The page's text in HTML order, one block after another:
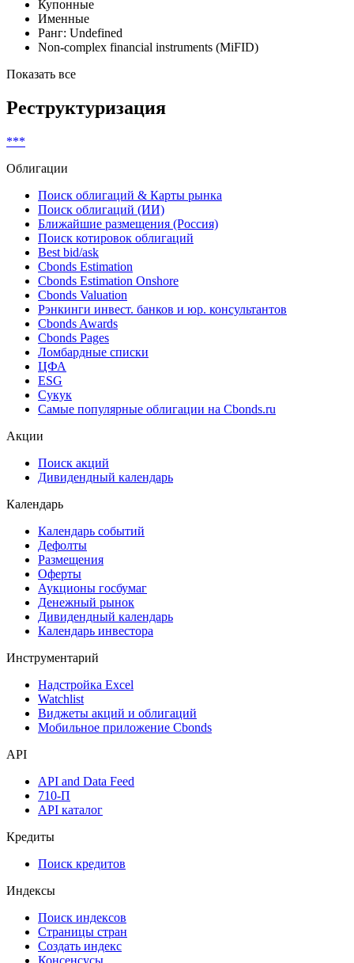
Купонные
Именные
Ранг: Undefined
Non-complex financial instruments (MiFID)
Показать все
Реструктуризация
***
Облигации
Поиск облигаций & Карты рынка
Поиск облигаций (ИИ)
Ближайшие размещения (Россия)
Поиск котировок облигаций
Best bid/ask
Cbonds Estimation
Cbonds Estimation Onshore
Cbonds Valuation
Рэнкинги инвест. банков и юр. консультантов
Cbonds Awards
Cbonds Pages
Ломбардные списки
ЦФА
ESG
Сукук
Самые популярные облигации на Cbonds.ru
Акции
Поиск акций
Дивидендный календарь
Календарь
Календарь событий
Дефолты
Размещения
Оферты
Аукционы госбумаг
Денежный рынок
Дивидендный календарь
Календарь инвестора
Инструментарий
Надстройка Excel
Watchlist
Виджеты акций и облигаций
Мобильное приложение Cbonds
API
API and Data Feed
710-П
API каталог
Кредиты
Поиск кредитов
Индексы
Поиск индексов
Страницы стран
Создать индекс
Консенсусы